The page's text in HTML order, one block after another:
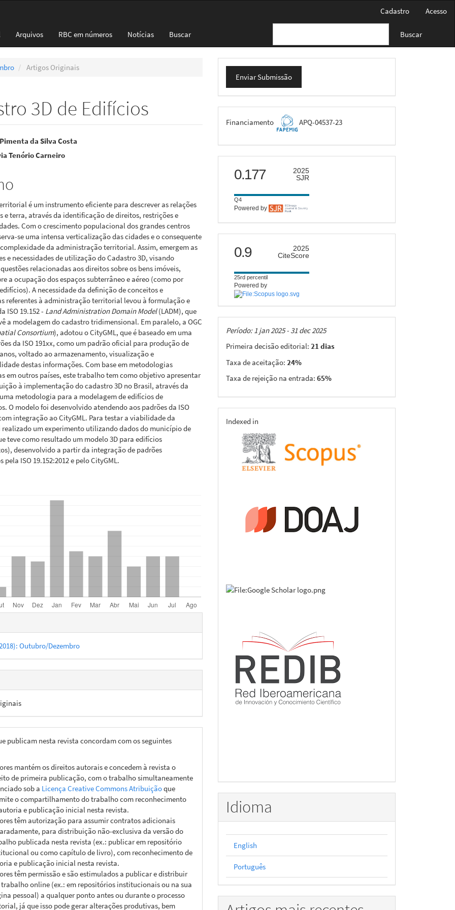
Cadastro Acesso
Arquivos RBC em números Notícias Buscar Buscar
Artigos Originais
3D de Edifícios
da Silva Costa
Tenório Carneiro
é um instrumento eficiente para descrever as relações
e terra, através da identificação de direitos, restrições e
Com o crescimento populacional dos grandes centros
se uma intensa verticalização das cidades e o consequente
da administração territorial. Assim, emergem as
e necessidades de utilização do Cadastro 3D, visando
relacionadas aos direitos sobre os bens imóveis,
a ocupação dos espaços subterrâneo e aéreo (como por
A necessidade da definição de conceitos e
referentes à administração territorial levou à formulação e
ISO 19.152 - Land Administration Domain Model(LADM), que
a modelagem do cadastro tridimensional. Em paralelo, a OGC
Consortium), adotou o CityGML, que é baseado em uma
da ISO 191xx, como um padrão oficial para produção de
voltado ao armazenamento, visualização e
destas informações. Com base em metodologias
em outros países, este trabalho tem como objetivo apresentar
à implementação do cadastro 3D no Brasil, através da
metodologia para a modelagem de edifícios de
O modelo foi desenvolvido atendendo aos padrões da ISO
integração ao CityGML. Para testar a viabilidade da
um experimento utilizando dados do município de
teve como resultado um modelo 3D para edifícios
desenvolvido a partir da integração de padrões
pela ISO 19.152:2012 e pelo CityGML.
Outubro/Dezembro
publicam nesta revista concordam com os seguintes
mantém os direitos autorais e concedem à revista o
de primeira publicação, com o trabalho simultaneamente
sob a Licença Creative Commons Atribuiçãoque
o compartilhamento do trabalho com reconhecimento
e publicação inicial nesta revista.
têm autorização para assumir contratos adicionais
para distribuição não-exclusiva da versão do
publicada nesta revista (ex.: publicar em repositório
ou como capítulo de livro), com reconhecimento de
e publicação inicial nesta revista.
têm permissão e são estimulados a publicar e distribuir
trabalho online (ex.: em repositórios institucionais ou na sua
pessoal) a qualquer ponto antes ou durante o processo
já que isso pode gerar alterações produtivas, bem
Enviar
Submissão
Enviar Submissão
FAPEMIG
Financiamento APQ-04537-23
scimago
0.177
2025
SJR
Q4
Powered by
citescore
0.9
2025
CiteScore
25rd percentil
Powered by
Taxas
Período: 1 jan 2025 - 31 dec 2025
Primeira decisão editorial: 21 dias
Taxa de aceitação: 24%
Taxa de rejeição na entrada: 65%
indexing
Indexed in
Idioma
English
Português